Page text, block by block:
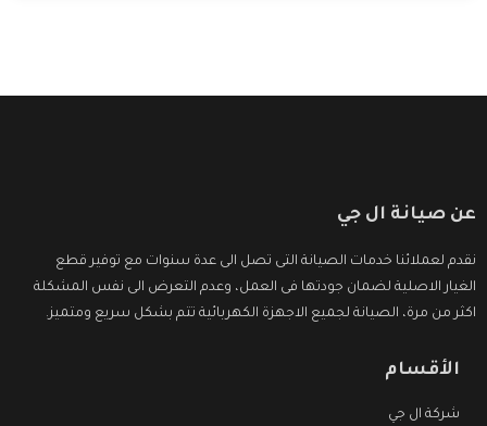
عن صيانة ال جي
نقدم لعملائنا خدمات الصيانة التى تصل الى عدة سنوات مع توفير قطع
الغيار الاصلية لضمان جودتها فى العمل، وعدم التعرض الى نفس المشكلة
اكثر من مرة، الصيانة لجميع الاجهزة الكهربائية تتم بشكل سريع ومتميز.
الأقسام
شركة ال جي